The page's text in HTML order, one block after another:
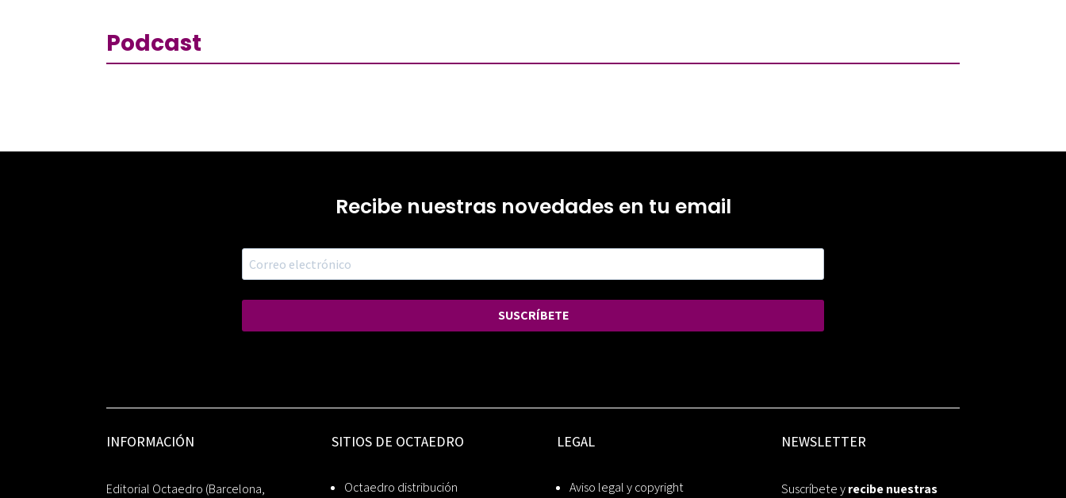
Podcast
Recibe nuestras novedades en tu email
SUSCRÍBETE
INFORMACIÓN
Editorial Octaedro (Barcelona,
SITIOS DE OCTAEDRO
Octaedro distribución
LEGAL
Aviso legal y copyright
NEWSLETTER
Suscríbete yrecibe nuestras